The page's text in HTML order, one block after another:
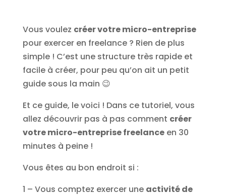
Vous voulez créer votre micro-entreprise
pour exercer en freelance ? Rien de plus
simple ! C’est une structure très rapide et
facile à créer, pour peu qu’on ait un petit
guide sous la main 😉
Et ce guide, le voici ! Dans ce tutoriel, vous
allez découvrir pas à pas comment créer
votre micro-entreprise freelanceen 30
minutes à peine !
Vous êtes au bon endroit si :
1 – Vous comptez exercer une activité de